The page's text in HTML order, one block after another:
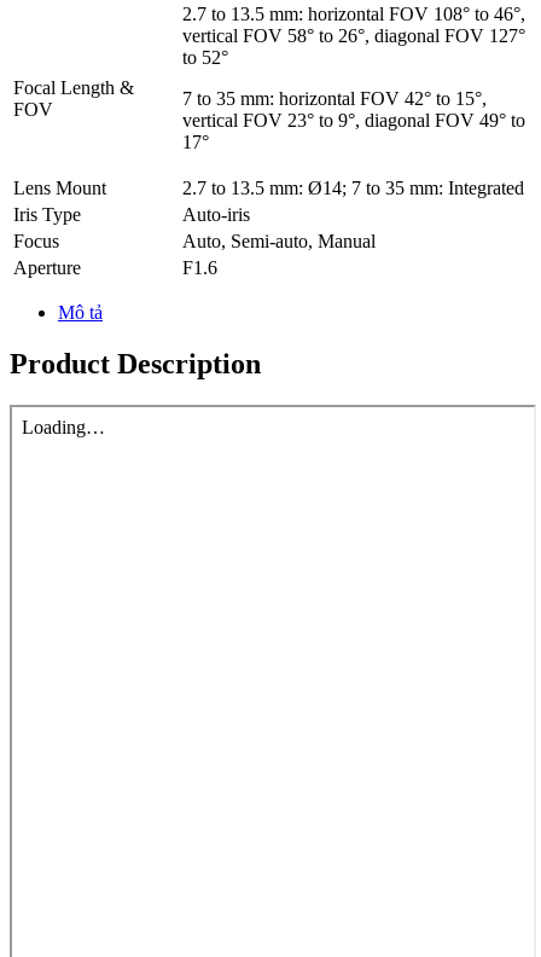
Focal Length &
FOV
2.7 to 13.5 mm: horizontal FOV 108° to 46°,
vertical FOV 58° to 26°, diagonal FOV 127°
to 52°
7 to 35 mm: horizontal FOV 42° to 15°,
vertical FOV 23° to 9°, diagonal FOV 49° to
17°
Lens Mount
2.7 to 13.5 mm: Ø14; 7 to 35 mm: Integrated
Iris Type
Auto-iris
Focus
Auto, Semi-auto, Manual
Aperture
F1.6
Mô tả
Product Description